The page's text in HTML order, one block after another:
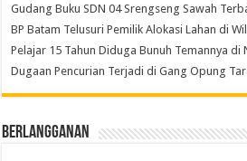
Gudang Buku SDN 04 Srengseng Sawah
BP Batam Telusuri Pemilik Alokasi Lahan di
Pelajar 15 Tahun Diduga Bunuh Temannya di
Dugaan Pencurian Terjadi di Gang Opung
Berlangganan